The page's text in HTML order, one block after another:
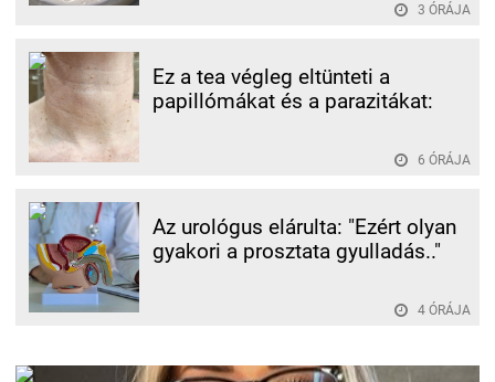
3 ÓRÁJA
Ez a tea végleg eltünteti a
papillómákat és a parazitákat:
6 ÓRÁJA
Az urológus elárulta: "Ezért olyan
gyakori a prosztata gyulladás.."
4 ÓRÁJA